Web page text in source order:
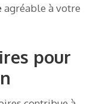
agréable à votre
pour